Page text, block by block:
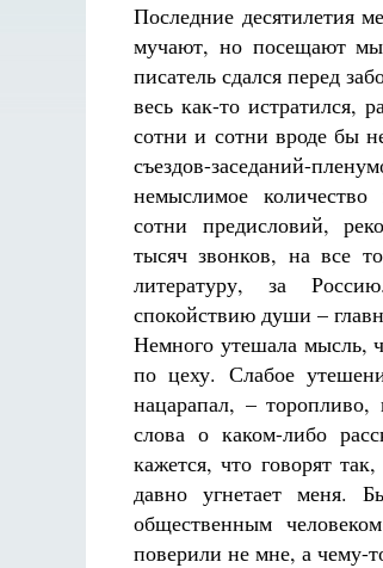
Последние десятилетия
мучают, но посещают
писатель сдался перед
весь как-то истратился,
сотни и сотни вроде бы
съездов-заседаний-
немыслимое
сотни предисловий,
тысяч звонков, на все
литературу, за
спокойствию души –
Немного утешала мысль,
по цеху. Слабое
нацарапал, –
слова о каком-либо
кажется, что говорят
давно угнетает меня.
общественным
поверили не мне, а чему-